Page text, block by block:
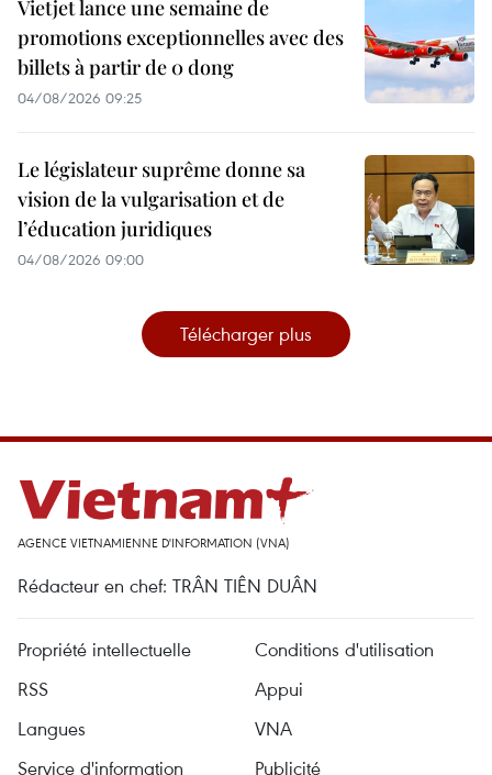
Vietjet lance une semaine de
promotions exceptionnelles avec des
billets à partir de 0 dong
04/08/2026 09:25
Le législateur suprême donne sa
vision de la vulgarisation et de
l’éducation juridiques
04/08/2026 09:00
Télécharger plus
AGENCE VIETNAMIENNE D'INFORMATION (VNA)
Rédacteur en chef: TRÂN TIÊN DUÂN
Propriété intellectuelle
Conditions d'utilisation
RSS
Appui
Langues
VNA
Service d'information
Publicité